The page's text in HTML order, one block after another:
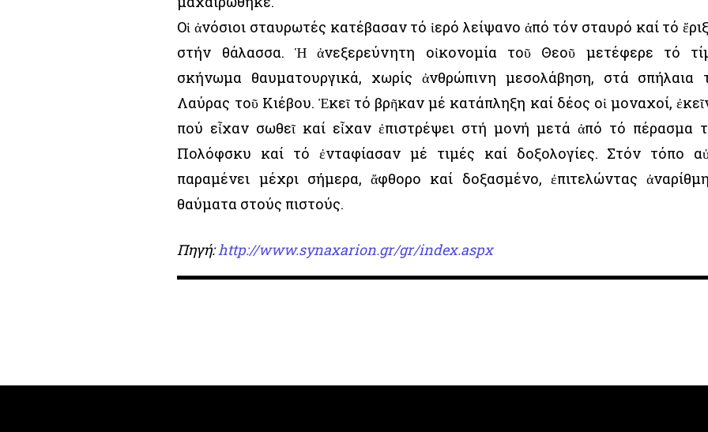
Οἱ ἀνόσιοι σταυρωτές κατέβασαν τό ἱερό λείψανο ἀπό τόν σταυρό καί τό
στήν θάλασσα. Ἡ ἀνεξερεύνητη οἰκονομία τοῦ Θεοῦ μετέφερε τό
σκήνωμα θαυματουργικά, χωρίς ἀνθρώπινη μεσολάβηση, στά σπήλαια
Λαύρας τοῦ Κιέβου. Ἐκεῖ τό βρῆκαν μέ κατάπληξη καί δέος οἱ μοναχοί,
πού εἶχαν σωθεῖ καί εἶχαν ἐπιστρέψει στή μονή μετά ἀπό τό πέρασμα
Πολόφσκυ καί τό ἐνταφίασαν μέ τιμές καί δοξολογίες. Στόν τόπο
παραμένει μέχρι σήμερα, ἄφθορο καί δοξασμένο, ἐπιτελώντας
θαύματα στούς πιστούς.
Πηγή:http://www.synaxarion.gr/gr/index.aspx